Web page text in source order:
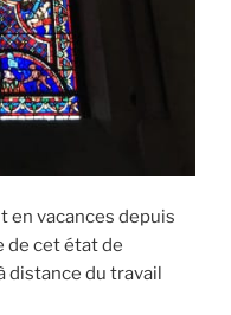
en vacances depuis
de cet état de
distance du travail